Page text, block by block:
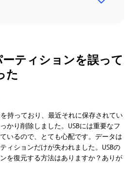
ーティションを誤って
た
を持っており、最近それに保存されてい
かり削除しました。USBには重要なフ
いるので、とても心配です。データは
ィションだけが失われました。USBの
を復元する方法はありますか？ありが